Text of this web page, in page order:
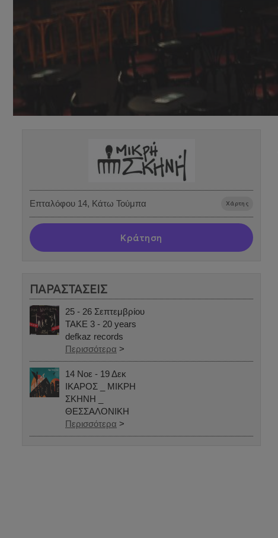
Επταλόφου 14, Κάτω Τούμπα Χάρτης
Κράτηση
ΠΑΡΑΣΤΑΣΕΙΣ
25 - 26 Σεπτεμβρίου
TAKE 3 - 20 years
defkaz records
Περισσότερα >
14 Νοε - 19 Δεκ
ΙΚΑΡΟΣ _ ΜΙΚΡΗ
ΣΚΗΝΗ _
ΘΕΣΣΑΛΟΝΙΚΗ
Περισσότερα >